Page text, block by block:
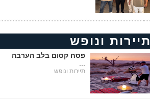
תיירות ונופש
פסח קסום בלב הערבה
תיירות ונופש